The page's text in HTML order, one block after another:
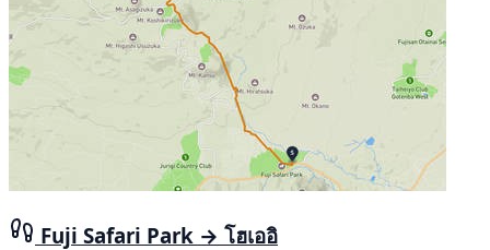
Fuji Safari Park → โฮเออิ